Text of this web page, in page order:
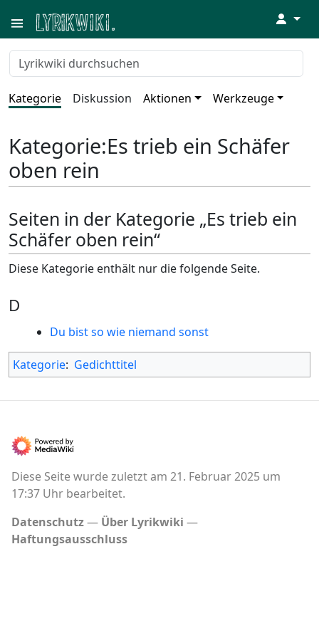
↓
Kategorie Diskussion Aktionen Werkzeuge
Kategorie:Es trieb ein Schäfer
oben rein
Seiten in der Kategorie „Es trieb ein
Schäfer oben rein“
Diese Kategorie enthält nur die folgende Seite.
D
Du bist so wie niemand sonst
Kategorie: Gedichttitel
Diese Seite wurde zuletzt am 21. Februar 2025 um
17:37 Uhr bearbeitet.
Datenschutz
Über Lyrikwiki
Haftungsausschluss